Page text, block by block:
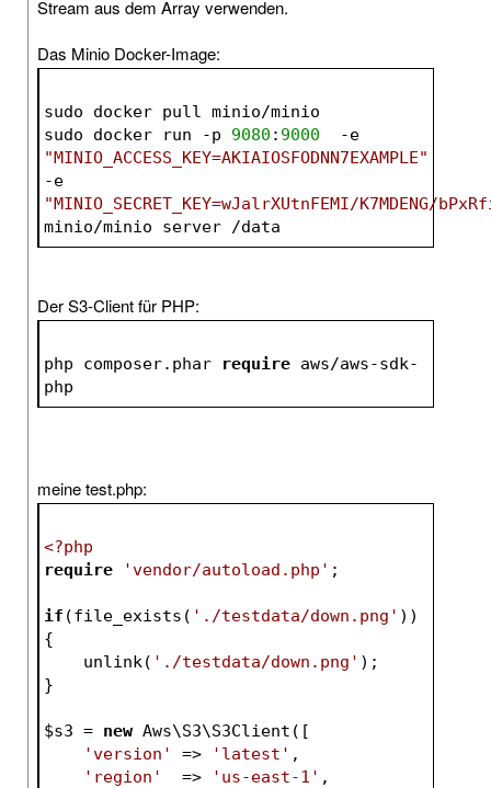
Stream aus dem Array verwenden.
Das Minio Docker-Image:
sudo docker pull minio/minio
sudo docker run -p 9080 : 9000
-e
"MINIO_ACCESS_KEY=AKIAIOSFODNN7EXAMPLE"
-e
"MINIO_SECRET_KEY=wJalrXUtnFEMI/K7MDENG/
minio/minio server /data
Der S3-Client für PHP:
php composer.phar require aws/aws-sdk-
php
meine test.php:
<?php
require
'vendor/autoload.php' ;
if (file_exists( './testdata/down.png' ))
{
    unlink(
'./testdata/down.png' );
}
$s3 = new Aws\S3\S3Client([
'version'
=> 'latest' ,
'region'
  =>
'us-east-1' ,